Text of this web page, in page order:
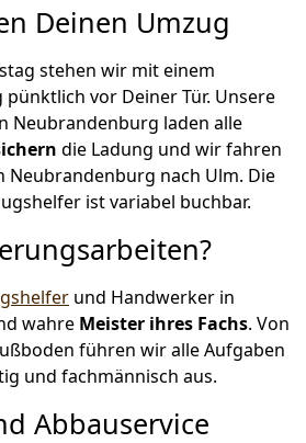
Deinen Umzug
stehen wir mit einem
vor Deiner Tür. Unsere
Neubrandenburg laden alle
die Ladung und wir fahren
Neubrandenburg nach Ulm. Die
ist variabel buchbar.
und Handwerker in
wahre Meister ihres Fachs. Von
führen wir alle Aufgaben
und fachmännisch aus.
Abbauservice